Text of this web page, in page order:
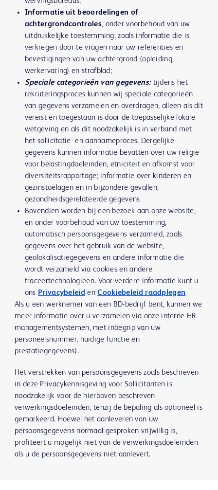
Informatie uit beoordelingen of
achtergrondcontroles, onder voorbehoud van uw
uitdrukkelijke toestemming, zoals informatie die is
verkregen door te vragen naar uw referenties en
bevestigingen van uw achtergrond (opleiding,
werkervaring) en strafblad;
Speciale categorieën van gegevens:tijdens het
rekruteringsproces kunnen wij speciale categorieën
van gegevens verzamelen en overdragen, alleen als dit
vereist en toegestaan is door de toepasselijke lokale
wetgeving en als dit noodzakelijk is in verband met
het sollicitatie- en aannameproces. Dergelijke
gegevens kunnen informatie bevatten over uw religie
voor belastingdoeleinden, etniciteit en afkomst voor
diversiteitsrapportage; informatie over kinderen en
gezinstoelagen en in bijzondere gevallen,
gezondheidsgerelateerde gegevens
Bovendien worden bij een bezoek aan onze website,
en onder voorbehoud van uw toestemming,
automatisch persoonsgegevens verzameld, zoals
gegevens over het gebruik van de website,
geolokalisatiegegevens en andere informatie die
wordt verzameld via cookies en andere
traceertechnologieën. Voor verdere informatie kunt u
ons Privacybeleid enCookiebeleid raadplegen
Als u een werknemer van een BD-bedrijf bent, kunnen we
meer informatie over u verzamelen via onze interne HR-
managementsystemen, met inbegrip van uw
personeelsnummer, huidige functie en
prestatiegegevens).
Het verstrekken van persoonsgegevens zoals beschreven
in deze Privacykennisgeving voor Sollicitanten is
noodzakelijk voor de hierboven beschreven
verwerkingsdoeleinden, tenzij de bepaling als optioneel is
gemarkeerd. Hoewel het aanleveren van uw
persoonsgegevens normaal gesproken vrijwillig is,
profiteert u mogelijk niet van de verwerkingsdoeleinden
als u de persoonsgegevens niet aanlevert.